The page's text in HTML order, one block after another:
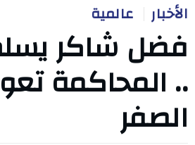
الأخبار عالمية
فضل شاكر
.. المحاكمة
الصفر